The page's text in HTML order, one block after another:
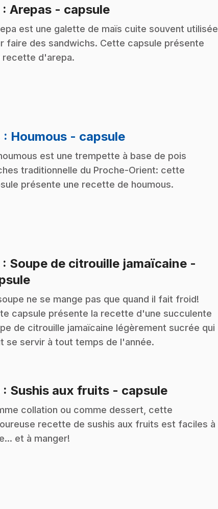
: Arepas - capsule.
est une galette de maïs cuite souvent utilisée
faire des sandwichs. Cette capsule présente
recette d'arepa.
: Houmous - capsule.
est une trempette à base de pois
traditionnelle du Proche-Orient: cette
présente une recette de houmous.
: Soupe de citrouille jamaïcaine -
.
ne se mange pas que quand il fait froid!
capsule présente la recette d'une succulente
de citrouille jamaïcaine légèrement sucrée qui
se servir à tout temps de l'année.
: Sushis aux fruits - capsule.
collation ou comme dessert, cette
recette de sushis aux fruits est faciles à
et à manger!